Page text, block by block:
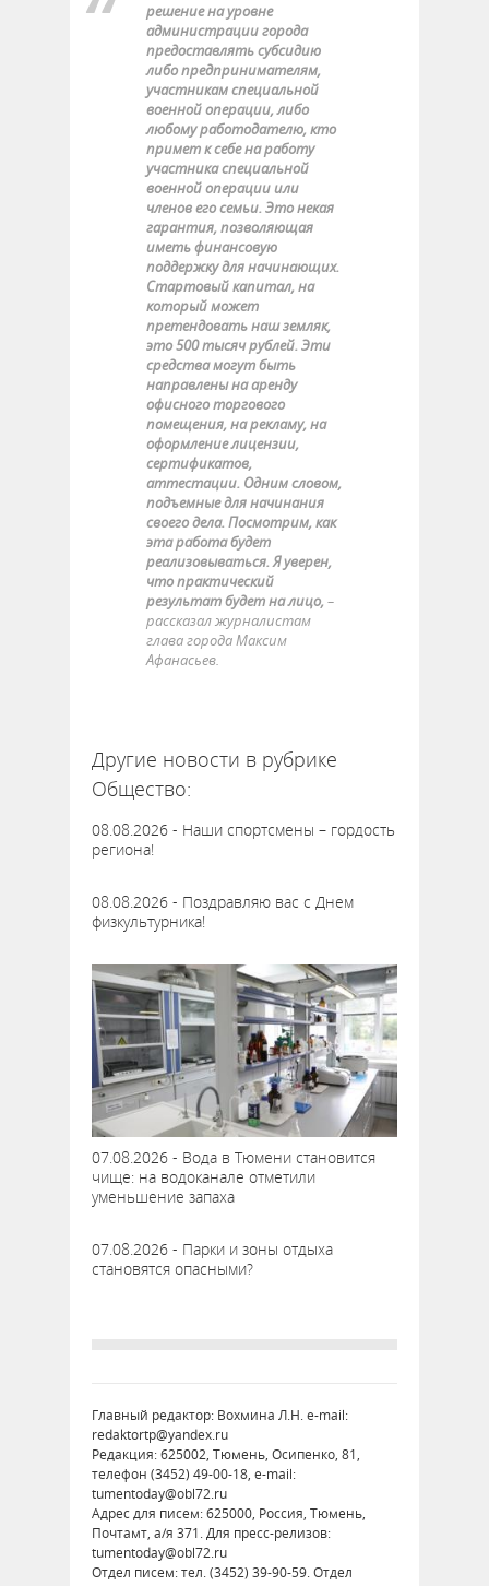
решение на уровне
администрации города
предоставлять субсидию
либо предпринимателям,
участникам специальной
военной операции, либо
любому работодателю, кто
примет к себе на работу
участника специальной
военной операции или
членов его семьи. Это некая
гарантия, позволяющая
иметь финансовую
поддержку для начинающих.
Стартовый капитал, на
который может
претендовать наш земляк,
это 500 тысяч рублей. Эти
средства могут быть
направлены на аренду
офисного торгового
помещения, на рекламу, на
оформление лицензии,
сертификатов,
аттестации. Одним словом,
подъемные для начинания
своего дела. Посмотрим, как
эта работа будет
реализовываться. Я уверен,
что практический
результат будет на лицо, –
рассказал журналистам
глава города Максим
Афанасьев.
Другие новости в рубрике
Общество:
08.08.2026 - Наши спортсмены – гордость
региона!
08.08.2026 - Поздравляю вас с Днем
физкультурника!
07.08.2026 - Вода в Тюмени становится
чище: на водоканале отметили
уменьшение запаха
07.08.2026 - Парки и зоны отдыха
становятся опасными?
Главный редактор: Вохмина Л.Н. e-mail:
redaktortp@yandex.ru
Редакция: 625002, Тюмень, Осипенко, 81,
телефон (3452) 49-00-18, e-mail:
tumentoday@obl72.ru
Адрес для писем: 625000, Россия, Тюмень,
Почтамт, а/я 371. Для пресс-релизов:
tumentoday@obl72.ru
Отдел писем: тел. (3452) 39-90-59. Отдел